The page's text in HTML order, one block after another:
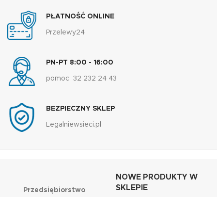
PŁATNOŚĆ ONLINE
Przelewy24
PN-PT 8:00 - 16:00
pomoc 32 232 24 43
BEZPIECZNY SKLEP
Legalniewsieci.pl
Przedsiębiorstwo
NOWE PRODUKTY W
SKLEPIE